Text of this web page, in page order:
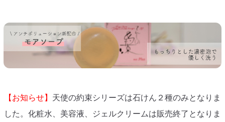
【お知らせ】 天使の約束シリーズは石けん２種のみとなりま
した。化粧水、美容液、ジェルクリームは販売終了となりま